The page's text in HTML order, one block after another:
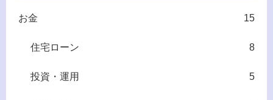
お金 15
住宅ローン 8
投資・運用 5